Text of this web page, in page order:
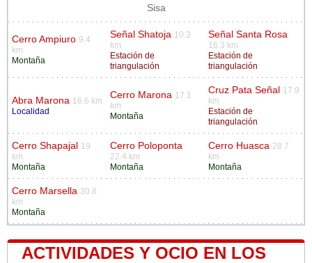
Sisa
Cerro Ampiuro 9.4
km
Montaña
Señal Shatoja 10.3
km
Estación de
triangulación
Señal Santa Rosa
16.3 km
Estación de
triangulación
Abra Marona 16.6 km
Localidad
Cerro Marona 17.1
km
Montaña
Cruz Pata Señal 17.9
km
Estación de
triangulación
Cerro Shapajal 19
km
Montaña
Cerro Poloponta
22.4 km
Montaña
Cerro Huasca 28.7
km
Montaña
Cerro Marsella 30.8
km
Montaña
ACTIVIDADES Y OCIO EN LOS